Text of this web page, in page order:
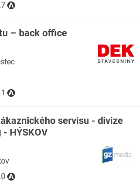
– back office
servisu - divize
HÝSKOV